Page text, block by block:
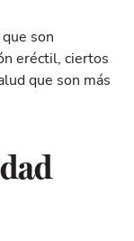
son
eréctil, ciertos
que son más